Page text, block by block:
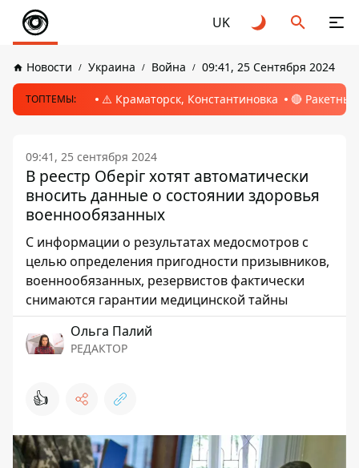
UK
Новости Украина Война 09:41, 25 Сентября 2024
ТОПТЕМЫ: ⚠️ Краматорск, Константиновка 🔴
09:41, 25 сентября 2024
В реестр Оберіг хотят автоматически
вносить данные о состоянии здоровья
военнообязанных
С информации о результатах медосмотров с
целью определения пригодности призывников,
военнообязанных, резервистов фактически
снимаются гарантии медицинской тайны
Ольга Палий
РЕДАКТОР
👍